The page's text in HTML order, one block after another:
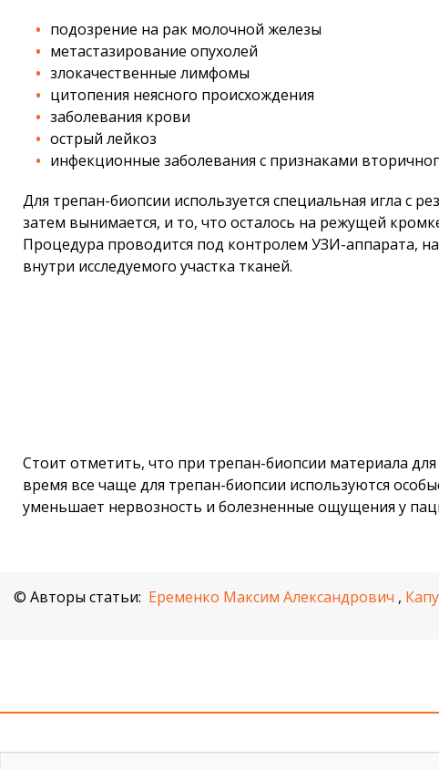
подозрение на рак молочной железы
метастазирование опухолей
злокачественные лимфомы
цитопения неясного происхождения
заболевания крови
острый лейкоз
инфекционные заболевания с признаками
Для трепан-биопсии используется специальная игла с
затем вынимается, и то, что осталось на режущей
Процедура проводится под контролем УЗИ-аппарата,
внутри исследуемого участка тканей.
Стоит отметить, что при трепан-биопсии материала
время все чаще для трепан-биопсии используются
уменьшает нервозность и болезненные ощущения у
© Авторы статьи: Еременко Максим Александрович ,